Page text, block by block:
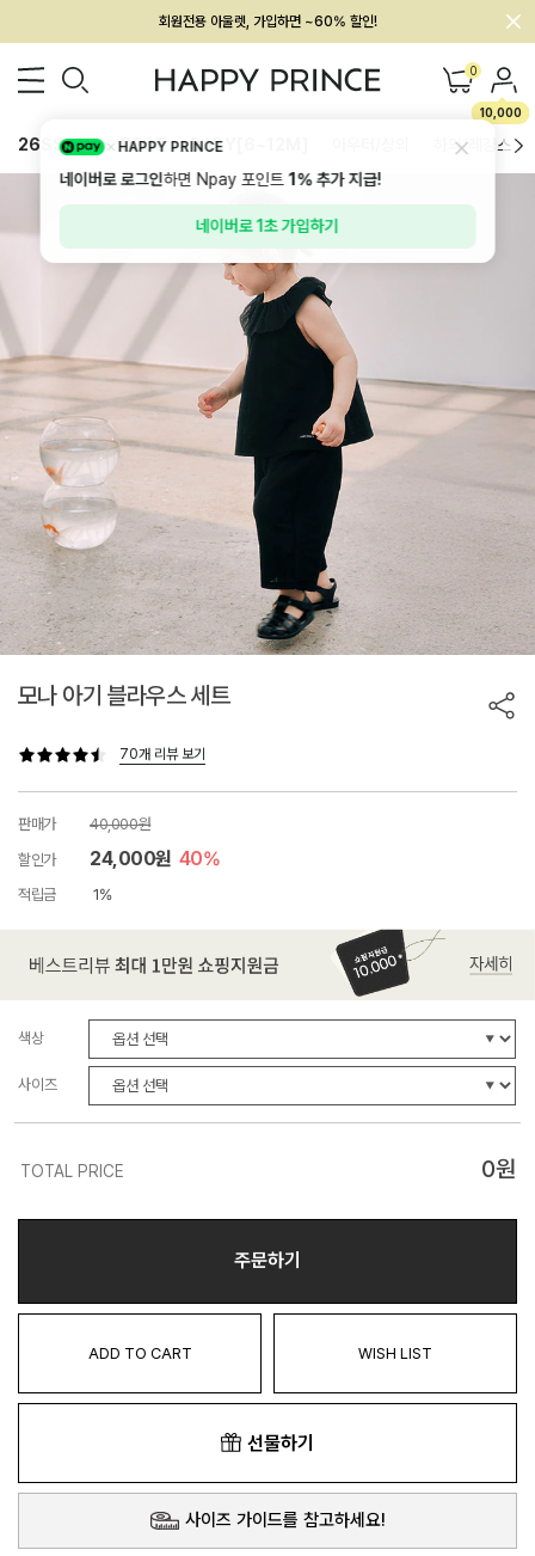
회원전용 아울렛, 가입하면 ~60% 할인!
멤버십 최대 28,000원 혜택 0
10,000
26SS 신상 BEST BABY[6~12M] 하의/레깅스
모나 아기 블라우스 세트
70개 리뷰 보기
판매가
40,000원
할인가
24,000원 40%
적립금 1%
색상
사이즈
TOTAL PRICE 0원
주문하기
ADD TO CART WISH LIST
선물하기
사이즈 가이드를 참고하세요!
HAPPY PRINCE
네이버로 로그인하면 Npay 포인트1%추가 지급!
네이버로 1초 가입하기